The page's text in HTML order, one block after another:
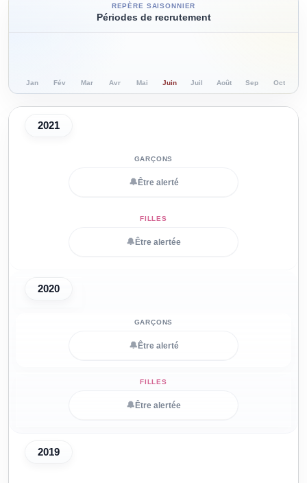
REPÈRE SAISONNIER
Périodes de recrutement
Jan Fév Mar Avr Mai Juin Juil Août Sep Oct
2021
🔔 Être alerté
🔔 Être alertée
2020
🔔 Être alerté
🔔 Être alertée
2019